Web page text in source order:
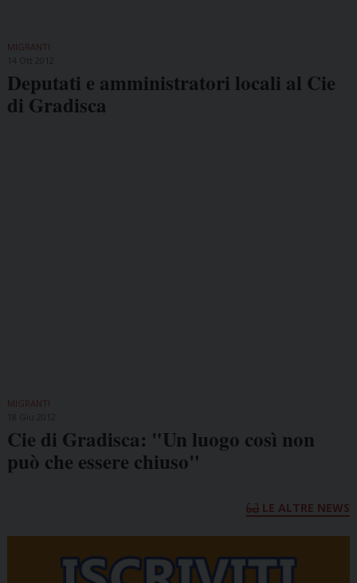
MIGRANTI
Deputati e amministratori locali al Cie
di Gradisca
MIGRANTI
Cie di Gradisca: "Un luogo così non
può che essere chiuso"
LE ALTRE NEWS